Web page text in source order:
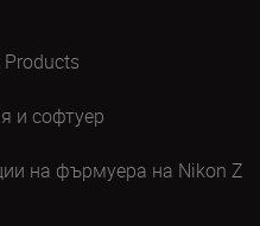
и софтуер
на фърмуера на Nikon Z